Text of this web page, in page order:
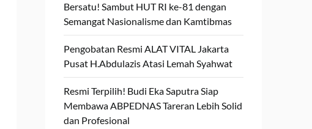
Bersatu! Sambut HUT RI ke-81 dengan
Semangat Nasionalisme dan Kamtibmas
Pengobatan Resmi ALAT VITAL Jakarta
Pusat H.Abdulazis Atasi Lemah Syahwat
Resmi Terpilih! Budi Eka Saputra Siap
Membawa ABPEDNAS Tareran Lebih Solid
dan Profesional